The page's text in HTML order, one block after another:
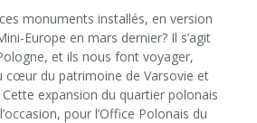
monuments installés, en version
Europe en mars dernier? Il s’agit
et ils nous font voyager,
cœur du patrimoine de Varsovie et
expansion du quartier polonais
pour l’Office Polonais du